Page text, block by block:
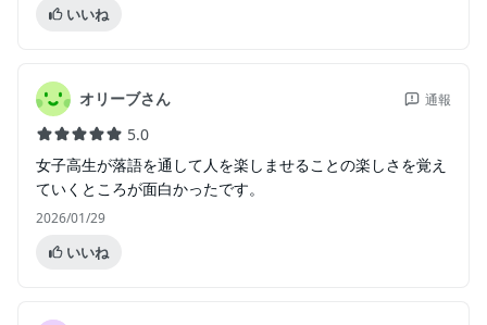
いいね
オリーブさん 通報
5.0
女子高生が落語を通して人を楽しませることの楽しさを覚え
ていくところが面白かったです。
2026/01/29
いいね